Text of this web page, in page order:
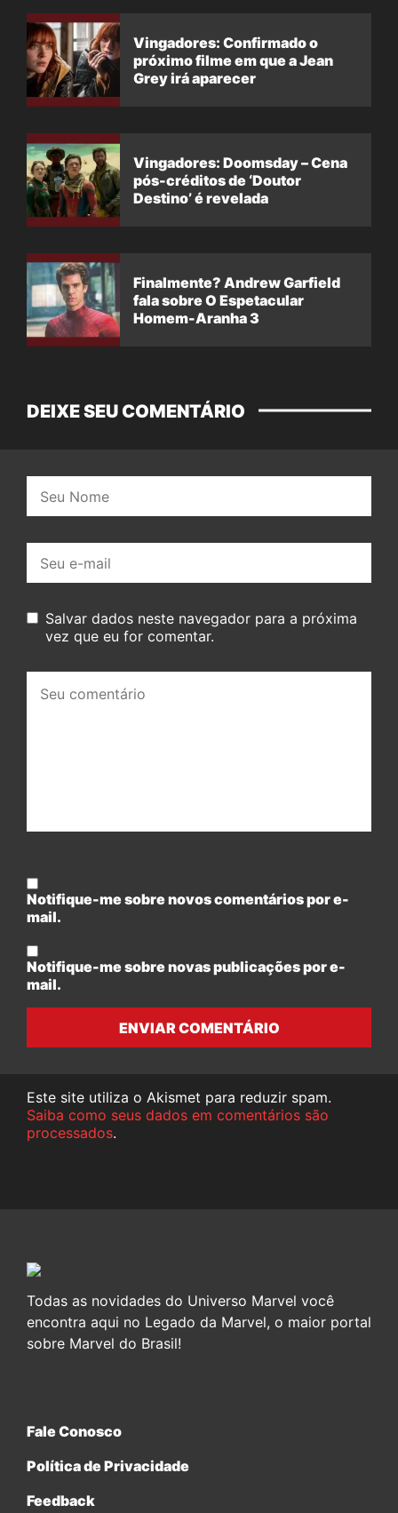
Vingadores: Confirmado o
próximo filme em que a Jean
Grey irá aparecer
Vingadores: Doomsday – Cena
pós-créditos de ‘Doutor
Destino’ é revelada
Finalmente? Andrew Garfield
fala sobre O Espetacular
Homem-Aranha 3
DEIXE SEU COMENTÁRIO
mail:
Salvar dados neste navegador para a próxima
vez que eu for comentar.
comentário:
Notifique-me sobre novos comentários por e-
mail.
Notifique-me sobre novas publicações por e-
mail.
ENVIAR COMENTÁRIO
Este site utiliza o Akismet para reduzir spam.
Saiba como seus dados em comentários são
processados.
Todas as novidades do Universo Marvel você
encontra aqui no Legado da Marvel, o maior portal
sobre Marvel do Brasil!
Fale Conosco
Política de Privacidade
Feedback